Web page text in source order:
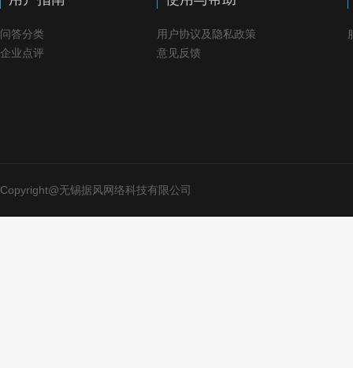
问答分类
企业点评
用户协议及隐私政策
意见反馈
Copyright@无锡据风网络科技有限公司